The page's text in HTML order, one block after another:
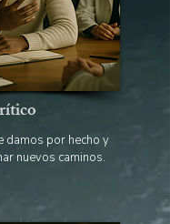
damos por hecho y
nuevos caminos.